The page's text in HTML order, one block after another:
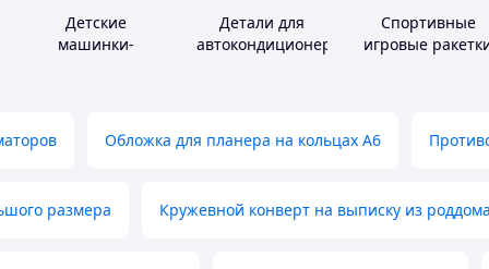
Детские
машинки-
Детали для
автокондиционеров
Спортивные
игровые
Обложка для планера на кольцах А6
размера Кружевной конверт на выписку из